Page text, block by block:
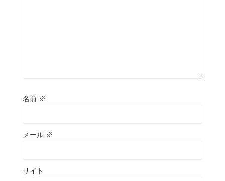
名前 ※
メール ※
サイト